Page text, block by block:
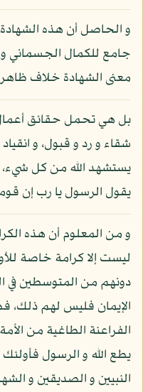
و الحاصل أن هذه
جامع للكمال الجسماني
معنى الشهادة خلاف ظاهر
بل هي تحمل حقائق أعمال
شقاء و رد و قبول، و
يستشهد الله من كل شيء،
يقول الرسول يا رب إن
و من المعلوم أن هذه
ليست إلا كرامة خاصة
دونهم من المتوسطين في
الإيمان فليس لهم ذلك،
الفراعنة الطاغية من
يطع الله و الرسول
النبيين و الصديقين و